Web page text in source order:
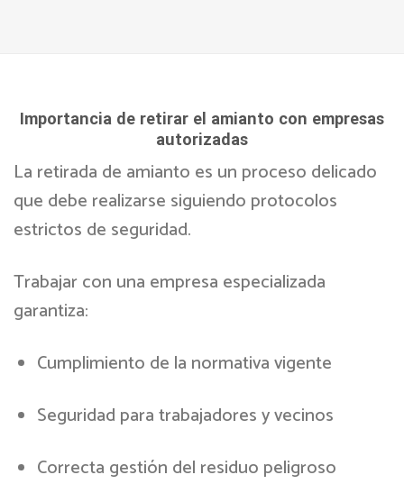
Importancia de retirar el amianto con empresas
autorizadas
La retirada de amianto es un proceso delicado
que debe realizarse siguiendo protocolos
estrictos de seguridad.
Trabajar con una empresa especializada
garantiza:
Cumplimiento de la normativa vigente
Seguridad para trabajadores y vecinos
Correcta gestión del residuo peligroso